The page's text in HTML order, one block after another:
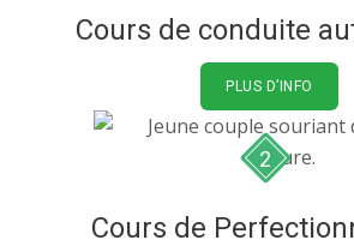
Cours de conduite
PLUS D’INFO
2
Cours de